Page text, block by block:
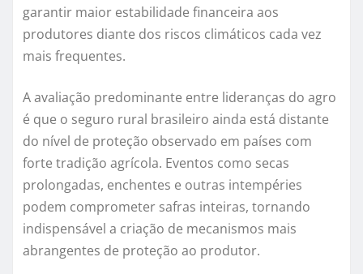
garantir maior estabilidade financeira aos
produtores diante dos riscos climáticos cada vez
mais frequentes.
A avaliação predominante entre lideranças do agro
é que o seguro rural brasileiro ainda está distante
do nível de proteção observado em países com
forte tradição agrícola. Eventos como secas
prolongadas, enchentes e outras intempéries
podem comprometer safras inteiras, tornando
indispensável a criação de mecanismos mais
abrangentes de proteção ao produtor.